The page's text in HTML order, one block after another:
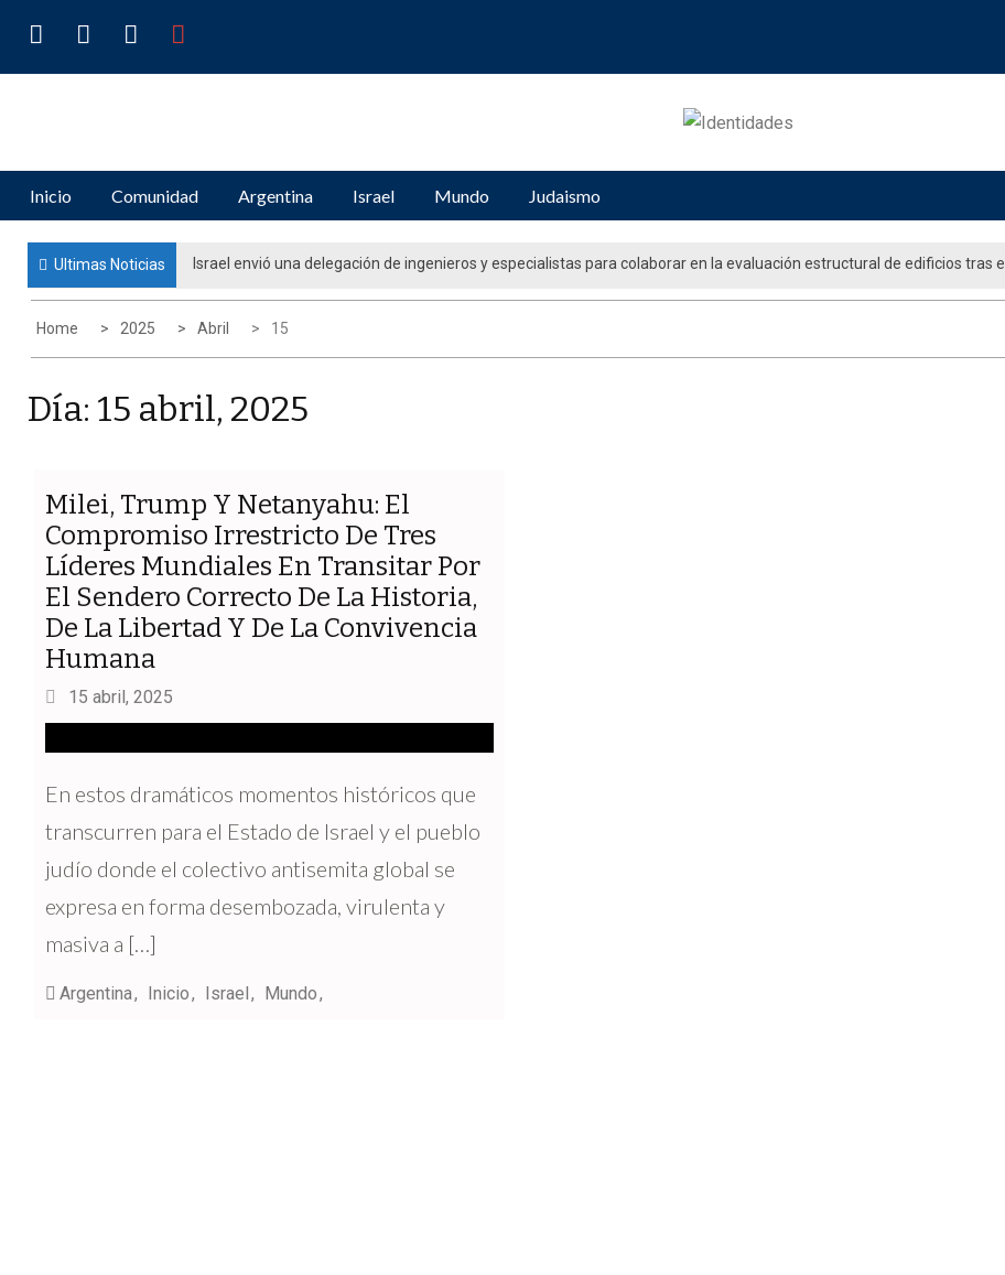
content
Inicio Comunidad Argentina Israel Mundo Judaismo
Ultimas Noticias
Israel envió una delegación de ingenieros y especialistas para colaborar en la evaluación estructural de edificios tras el
Home 2025 Abril 15
Día: 15 abril, 2025
Milei, Trump Y Netanyahu: El
Compromiso Irrestricto De Tres
Líderes Mundiales En Transitar Por
El Sendero Correcto De La Historia,
De La Libertad Y De La Convivencia
Humana
15 abril, 2025
En estos dramáticos momentos históricos que
transcurren para el Estado de Israel y el pueblo
judío donde el colectivo antisemita global se
expresa en forma desembozada, virulenta y
masiva a […]
Argentina Inicio Israel Mundo